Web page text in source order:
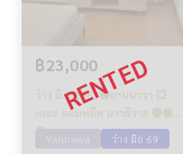
฿23,000
ว่าง มิ.ย.2569🟢ยานนาวา 💥
เดอะ คอมพลีท นราธิวาส 🔴🟢
🟡
ว่าง มิย 69